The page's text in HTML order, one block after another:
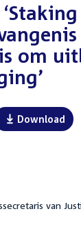
om
Download
van